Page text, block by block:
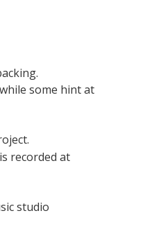
some hint at
recorded at
studio